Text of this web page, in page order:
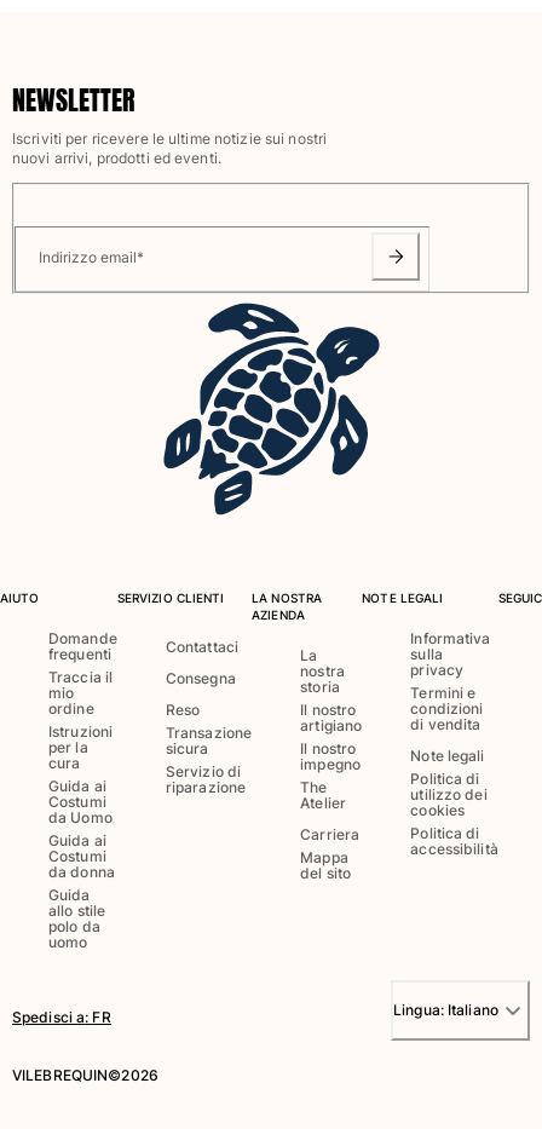
Accessori
Vedi tutti i Accessori
Cappellino
Cappello
Vedi tutti i Cappelli e Cappellini
Telli mare & Pareo
Telo mare unisex
Vedi tutti i Telli mare & Pareo
Borsello sacchetti da spiaggia
Borsa da Spiaggia
Mini borse
Vedi tutti i Borse
Occhiali da sole
Vedi tutti i Occhiali da sole
Sciarpe da spiaggia
Vedi tutti i Sciarpe da spiaggia
Cappello per bambini
Scarpe
NEWSLETTER
Iscriviti per ricevere le ultime notizie sui nostri
nuovi arrivi, prodotti ed eventi.
Indirizzo email*
AIUTO
Domande
frequenti
Traccia il
mio
ordine
Istruzioni
per la
cura
Guida ai
Costumi
da Uomo
Guida ai
Costumi
da donna
Guida
allo stile
polo da
uomo
SERVIZIO CLIENTI
Contattaci
Consegna
Reso
Transazione
sicura
Servizio di
riparazione
LA NOSTRA
AZIENDA
La
nostra
storia
Il nostro
artigiano
Il nostro
impegno
The
Atelier
Carriera
Mappa
del sito
NOTE LEGALI
Informativa
sulla
privacy
Termini e
condizioni
di vendita
Note legali
Politica di
utilizzo dei
cookies
Politica di
accessibilità
Spedisci a: FR Lingua: Italiano
VILEBREQUIN©2026